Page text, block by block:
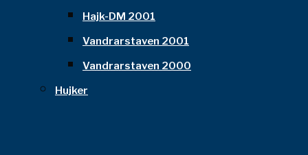
Hajk-DM 2001
Vandrarstaven 2001
Vandrarstaven 2000
Hujker